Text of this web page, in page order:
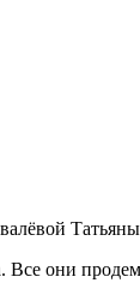
они